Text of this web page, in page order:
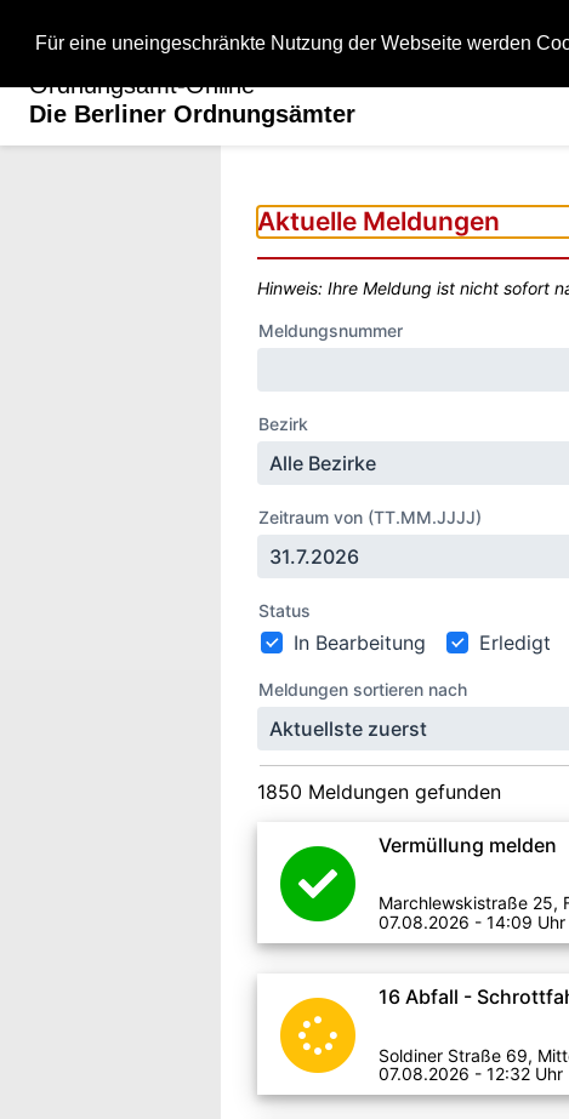
Für eine uneingeschränkte Nutzung der Webseite werden